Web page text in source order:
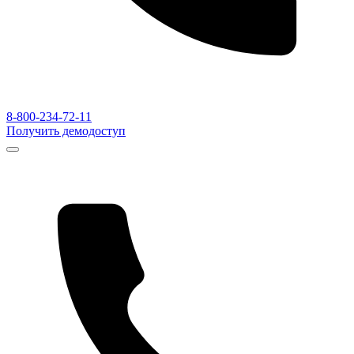
8-800-234-72-11
Получить демодоступ